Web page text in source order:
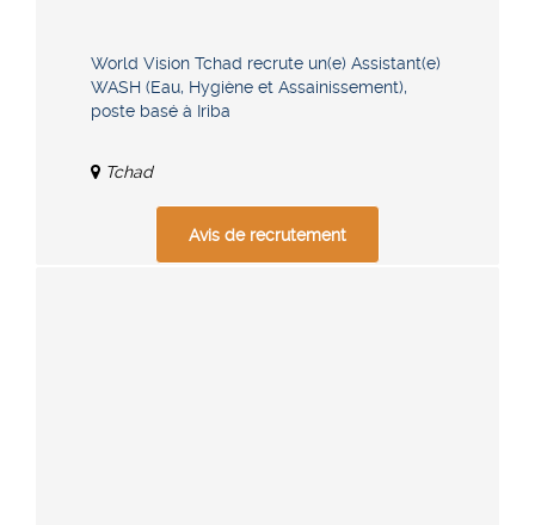
World Vision Tchad recrute un(e) Assistant(e)
WASH (Eau, Hygiène et Assainissement),
poste basé à Iriba
Tchad
Avis de recrutement